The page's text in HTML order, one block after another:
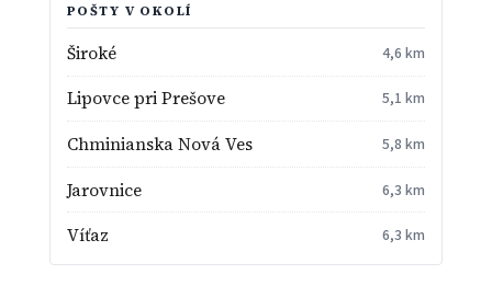
POŠTY V OKOLÍ
Široké 4,6 km
Lipovce pri Prešove 5,1 km
Chminianska Nová Ves 5,8 km
Jarovnice 6,3 km
Víťaz 6,3 km